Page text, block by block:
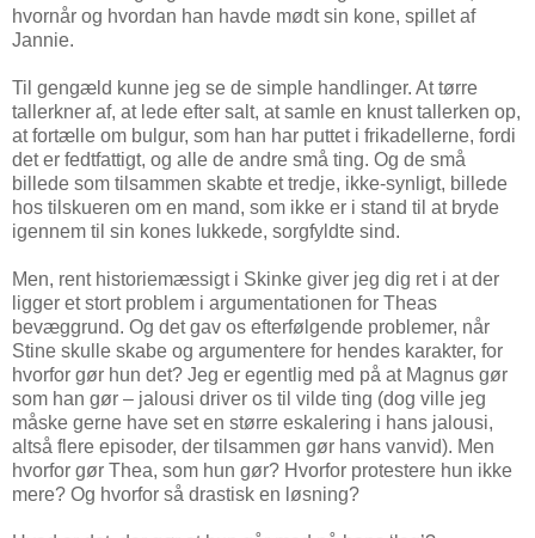
hvornår og hvordan han havde mødt sin kone, spillet af
Jannie.
Til gengæld kunne jeg se de simple handlinger. At tørre
tallerkner af, at lede efter salt, at samle en knust tallerken op,
at fortælle om bulgur, som han har puttet i frikadellerne, fordi
det er fedtfattigt, og alle de andre små ting. Og de små
billede som tilsammen skabte et tredje, ikke-synligt, billede
hos tilskueren om en mand, som ikke er i stand til at bryde
igennem til sin kones lukkede, sorgfyldte sind.
Men, rent historiemæssigt i Skinke giver jeg dig ret i at der
ligger et stort problem i argumentationen for Theas
bevæggrund. Og det gav os efterfølgende problemer, når
Stine skulle skabe og argumentere for hendes karakter, for
hvorfor gør hun det? Jeg er egentlig med på at Magnus gør
som han gør – jalousi driver os til vilde ting (dog ville jeg
måske gerne have set en større eskalering i hans jalousi,
altså flere episoder, der tilsammen gør hans vanvid). Men
hvorfor gør Thea, som hun gør? Hvorfor protestere hun ikke
mere? Og hvorfor så drastisk en løsning?